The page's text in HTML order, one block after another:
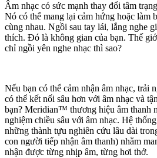
Âm nhạc có sức mạnh thay đổi tâm
Nó có thể mang lại cảm hứng hoặc làm
cùng nhau. Ngồi sau tay lái, lắng nghe
thích. Đó là không gian của bạn. Thế
chỉ ngồi yên nghe nhạc thì sao?
Nếu bạn có thể cảm nhận âm nhạc, trải
có thể kết nối sâu hơn với âm nhạc và
bạn? Meridian™ thương hiệu âm thanh
nghiệm chiều sâu với âm nhạc. Hệ
những thành tựu nghiên cứu lâu dài
con người tiếp nhận âm thanh) nhằm
nhận được từng nhịp âm, từng hơi thở.